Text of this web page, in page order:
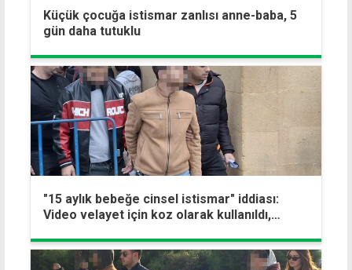
Küçük çocuğa istismar zanlısı anne-baba, 5
gün daha tutuklu
"15 aylık bebeğe cinsel istismar" iddiası:
Video velayet için koz olarak kullanıldı,